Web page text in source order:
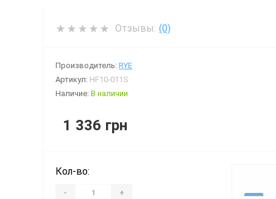
Отзывы: (0)
Производитель: RYE
Артикул: HF10-011S
Наличие: В наличии
1 336 грн
Кол-во:
- +